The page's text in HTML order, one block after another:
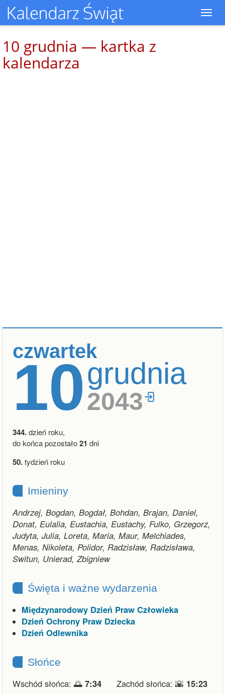
10 grudnia — kartka z
kalendarza
czwartek
10grudnia
2043
344.dzień roku,
do końca pozostało21 dni
50.tydzień roku
Imieniny
Andrzej, Bogdan, Bogdał, Bohdan, Brajan, Daniel,
Donat, Eulalia, Eustachia, Eustachy, Fulko, Grzegorz,
Judyta, Julia, Loreta, Maria, Maur, Melchiades,
Menas, Nikoleta, Polidor, Radzisław, Radzisława,
Switun, Unierad, Zbigniew
Święta i ważne wydarzenia
Międzynarodowy Dzień Praw Człowieka
Dzień Ochrony Praw Dziecka
Dzień Odlewnika
Słońce
Wschód słońca: 🌅 7:34 Zachód słońca: 🌇 15:23